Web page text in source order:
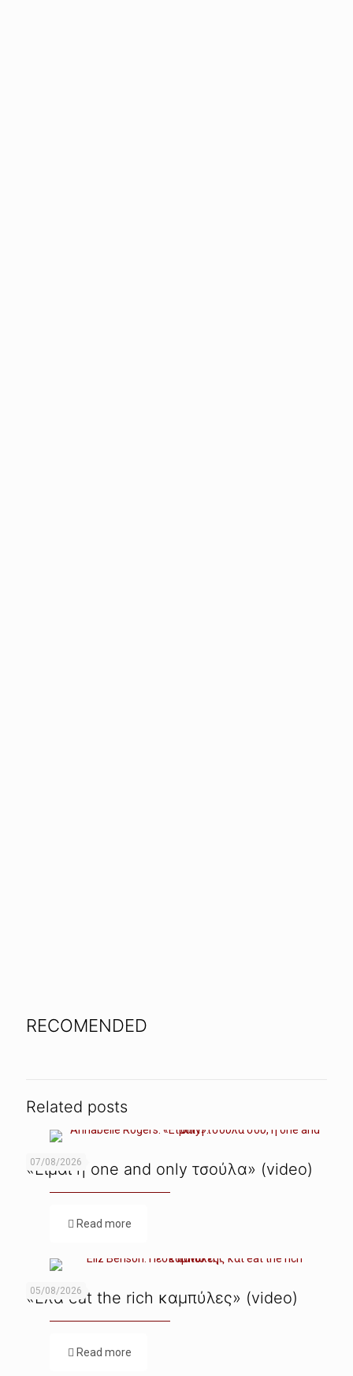
RECOMENDED
Related posts
07/08/2026
«Είμαι η one and only τσούλα» (video)
Read more
05/08/2026
«Ελα eat the rich καμπύλες» (video)
Read more